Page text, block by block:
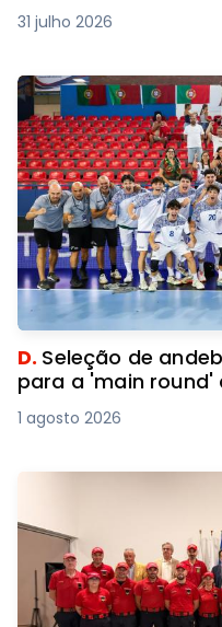
31 julho 2026
D. Seleção de
para a 'main round'
1 agosto 2026